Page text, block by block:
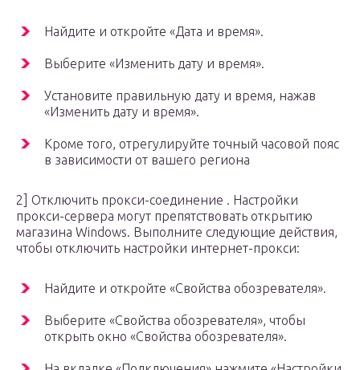
Найдите и откройте «Дата и время».
Выберите «Изменить дату и время».
Установите правильную дату и время, нажав
«Изменить дату и время».
Кроме того, отрегулируйте точный часовой пояс
в зависимости от вашего региона
2] Отключить прокси-соединение . Настройки
прокси-сервера могут препятствовать открытию
магазина Windows. Выполните следующие действия,
чтобы отключить настройки интернет-прокси:
Найдите и откройте «Свойства обозревателя».
Выберите «Свойства обозревателя», чтобы
открыть окно «Свойства обозревателя».